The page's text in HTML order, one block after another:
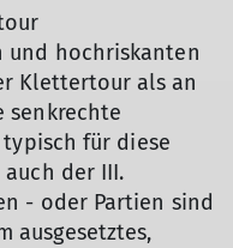
und hochriskanten
Klettertour als an
senkrechte
typisch für diese
auch der III.
- oder Partien sind
ausgesetztes,